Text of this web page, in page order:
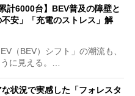
計6000台】BEV普及の障壁と
安」「充電のストレス」解
（BEV）シフト」の潮流も、
に見える。…
状況で実感した「フォレスタ